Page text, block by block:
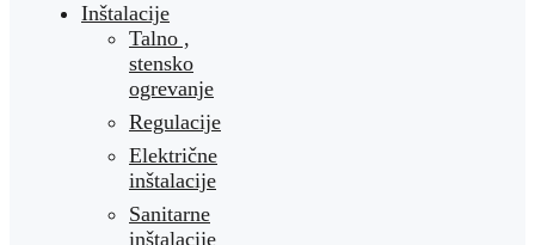
Inštalacije
Talno ,
stensko
ogrevanje
Regulacije
Električne
inštalacije
Sanitarne
inštalacije